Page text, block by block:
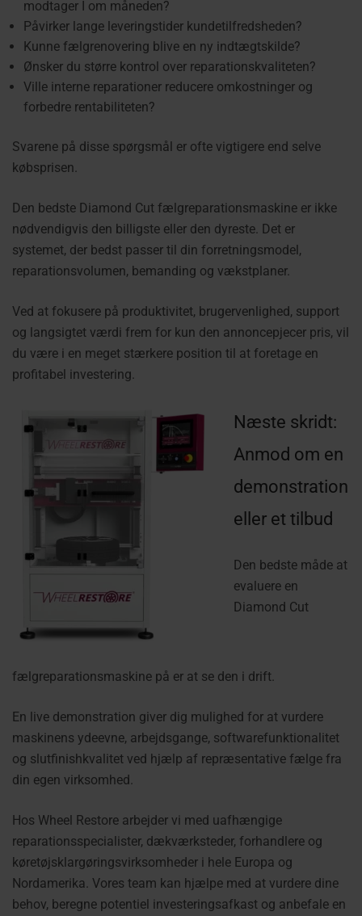
modtager I om måneden?
Påvirker lange leveringstider kundetilfredsheden?
Kunne fælgrenovering blive en ny indtægtskilde?
Ønsker du større kontrol over reparationskvaliteten?
Ville interne reparationer reducere omkostninger og
forbedre rentabiliteten?
Svarene på disse spørgsmål er ofte vigtigere end selve
købsprisen.
Den bedste Diamond Cut fælgreparationsmaskine er ikke
nødvendigvis den billigste eller den dyreste. Det er
systemet, der bedst passer til din forretningsmodel,
reparationsvolumen, bemanding og vækstplaner.
Ved at fokusere på produktivitet, brugervenlighed, support
og langsigtet værdi frem for kun den annoncepjecer pris, vil
du være i en meget stærkere position til at foretage en
profitabel investering.
Næste skridt:
Anmod om en
demonstration
eller et tilbud
Den bedste måde at
evaluere en
Diamond Cut
fælgreparationsmaskine på er at se den i drift.
En live demonstration giver dig mulighed for at vurdere
maskinens ydeevne, arbejdsgange, softwarefunktionalitet
og slutfinishkvalitet ved hjælp af repræsentative fælge fra
din egen virksomhed.
Hos Wheel Restore arbejder vi med uafhængige
reparationsspecialister, dækværksteder, forhandlere og
køretøjsklargøringsvirksomheder i hele Europa og
Nordamerika. Vores team kan hjælpe med at vurdere dine
behov, beregne potentiel investeringsafkast og anbefale en